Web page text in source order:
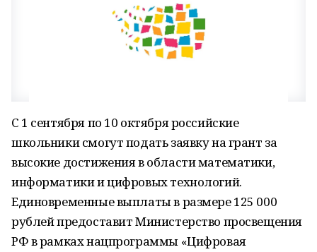
С 1 сентября по 10 октября российские
школьники смогут подать заявку на грант за
высокие достижения в области математики,
информатики и цифровых технологий.
Единовременные выплаты в размере 125 000
рублей предоставит Министерство просвещения
РФ в рамках нацпрограммы «Цифровая